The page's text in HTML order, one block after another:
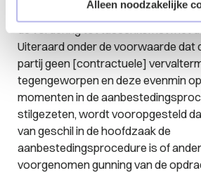
Alleen noodzakelijke
ruime uitleg van het begrip
Uiteraard onder de voorwaarde dat
partij geen [contractuele]
tegengeworpen en deze evenmin
momenten in de
stilgezeten, wordt vooropgesteld
van geschil in de hoofdzaak de
aanbestedingsprocedure is of
voorgenomen gunning van de